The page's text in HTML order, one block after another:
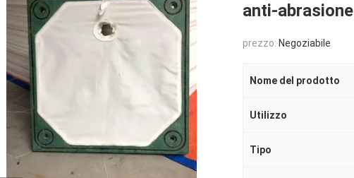
anti-abrasione
prezzo: Negoziabile
Nome del prodotto
Utilizzo
Tipo